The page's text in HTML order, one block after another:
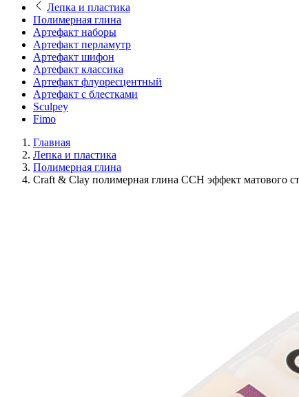
Лепка и пластика
Полимерная глина
Артефакт наборы
Артефакт перламутр
Артефакт шифон
Артефакт классика
Артефакт флуоресцентный
Артефакт с блестками
Sculpey
Fimo
Главная
Лепка и пластика
Полимерная глина
Craft & Clay полимерная глина CCH эффект матового